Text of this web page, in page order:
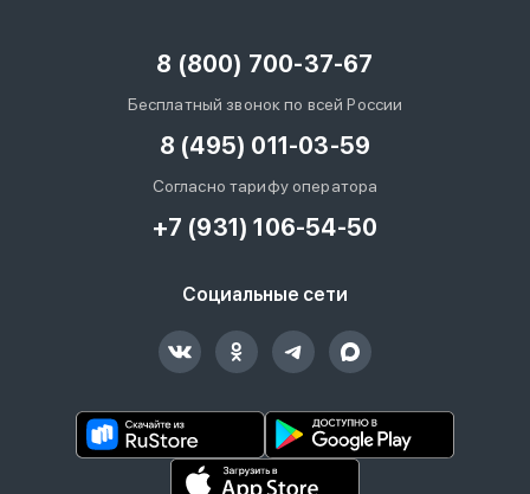
8 (800) 700-37-67
Бесплатный звонок по всей России
8 (495) 011-03-59
Согласно тарифу оператора
+7 (931) 106-54-50
Социальные сети